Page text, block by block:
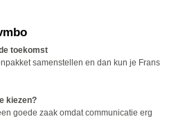
toekomst
samenstellen en dan kun je Frans
kiezen?
goede zaak omdat communicatie erg